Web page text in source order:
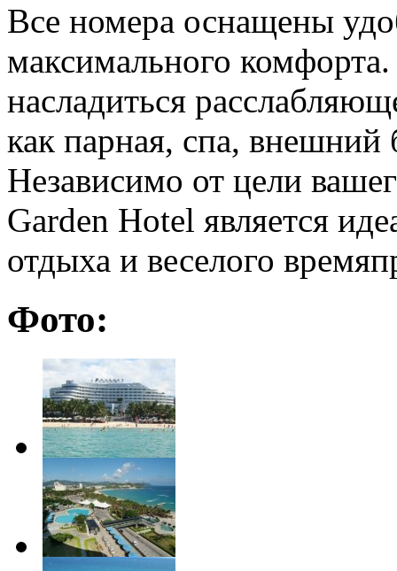
Все номера оснащены
максимального
насладиться
как парная, спа, внешний
Независимо от цели
Garden Hotel является
отдыха и веселого
Фото: